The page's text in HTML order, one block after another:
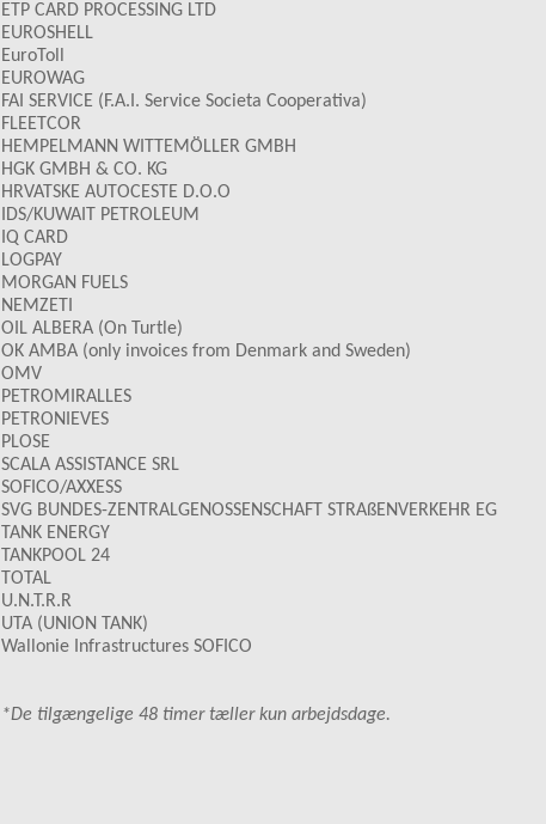
ETP CARD PROCESSING LTD
EUROSHELL
EuroToll
EUROWAG
FAI SERVICE (F.A.I. Service Societa Cooperativa)
FLEETCOR
HEMPELMANN WITTEMÖLLER GMBH
HGK GMBH & CO. KG
HRVATSKE AUTOCESTE D.O.O
IDS/KUWAIT PETROLEUM
IQ CARD
LOGPAY
MORGAN FUELS
NEMZETI
OIL ALBERA (On Turtle)
OK AMBA (only invoices from Denmark and Sweden)
OMV
PETROMIRALLES
PETRONIEVES
PLOSE
SCALA ASSISTANCE SRL
SOFICO/AXXESS
SVG BUNDES-ZENTRALGENOSSENSCHAFT STRAßENVERKEHR EG
TANK ENERGY
TANKPOOL 24
TOTAL
U.N.T.R.R
UTA (UNION TANK)
Wallonie Infrastructures SOFICO
*De tilgængelige 48 timer tæller kun arbejdsdage.